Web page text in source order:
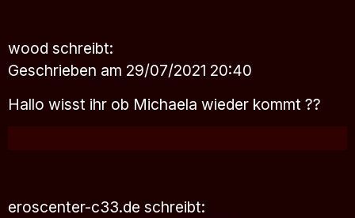
wood schreibt:
Geschrieben am 29/07/2021 20:40
Hallo wisst ihr ob Michaela wieder kommt ??
eroscenter-c33.de schreibt: